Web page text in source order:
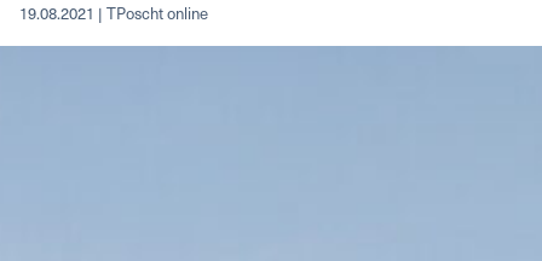
19.08.2021 | TPoscht online